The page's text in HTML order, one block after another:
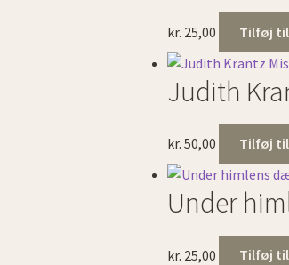
kr. 25,00 Tilføj
Judith
kr. 50,00 Tilføj
Under
kr. 25,00 Tilføj